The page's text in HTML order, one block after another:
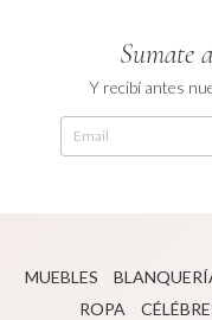
Sumate
Y recibí antes
MUEBLES
ROPA